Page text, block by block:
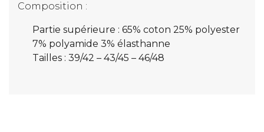
Composition :
Partie supérieure : 65% coton 25% polyester
7% polyamide 3% élasthanne
Tailles : 39/42 – 43/45 – 46/48